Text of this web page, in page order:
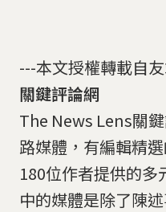
---本文授權轉載自
關鍵評論網
The News Lens關
路媒體，有編輯精
180位作者提供的多
中的媒體是除了陳